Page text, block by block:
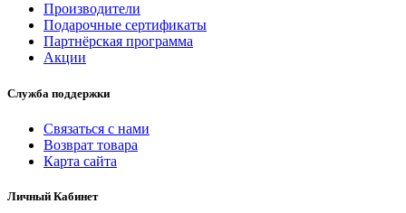
Производители
Подарочные сертификаты
Партнёрская программа
Акции
Служба поддержки
Связаться с нами
Возврат товара
Карта сайта
Личный Кабинет